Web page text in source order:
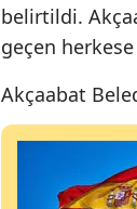
belirtildi.
geçen
Akçaabat